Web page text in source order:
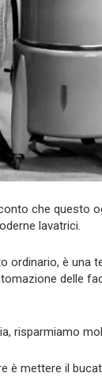
che questo
lavatrici.
ordinario, è una
delle
risparmiamo
è mettere il